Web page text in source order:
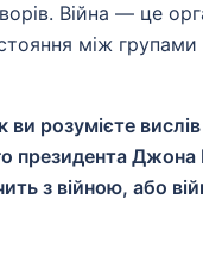
Війна — це
між
розумієте
президента Джона
з війною, або